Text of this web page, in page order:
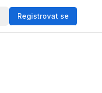
Registrovat se